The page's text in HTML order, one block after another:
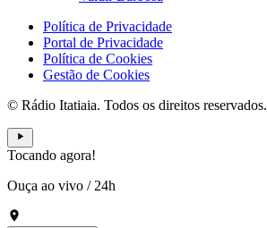
Política de Privacidade
Portal de Privacidade
Política de Cookies
Gestão de Cookies
© Rádio Itatiaia. Todos os direitos reservados.
Tocando agora!
Ouça ao vivo / 24h